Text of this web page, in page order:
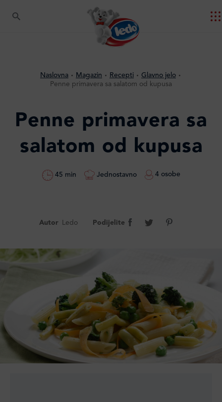
Naslovna Magazin Recepti
Glavno jelo
Penne primavera sa salatom od kupusa
Penne primavera sa
salatom od kupusa
45 min Jednostavno 4 osobe
Autor Ledo Podijelite